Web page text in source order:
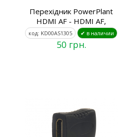
Перехідник PowerPlant
HDMI AF - HDMI AF,
код: KD00AS1305 ✔ в наличии
50 грн.